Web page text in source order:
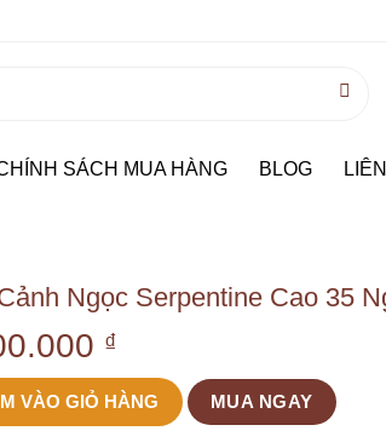
SÁCH MUA HÀNG BLOG
Ngọc Serpentine Cao 35
₫
VÀO GIỎ HÀNG MUA NGAY